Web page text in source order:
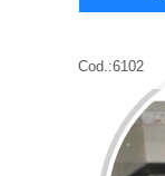
Cod.:6102